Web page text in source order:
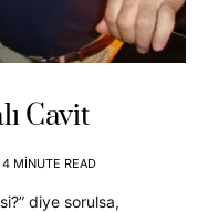
Cavit
4 MINUTE READ
diye sorulsa,